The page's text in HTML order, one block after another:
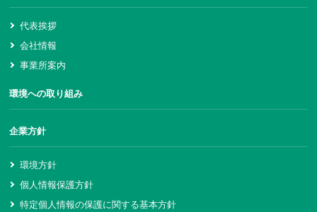
イト採用情報
代表挨拶
会社情報
事業所案内
環境への取り組み
企業方針
環境方針
個人情報保護方針
特定個人情報の保護に関する基本方針